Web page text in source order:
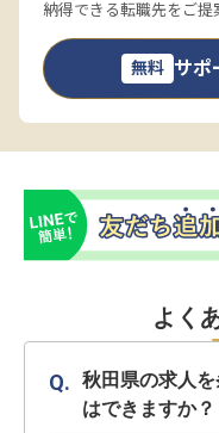
納得できる転職先をご提
無料 サポ
よく
秋田県の求人
はできますか？